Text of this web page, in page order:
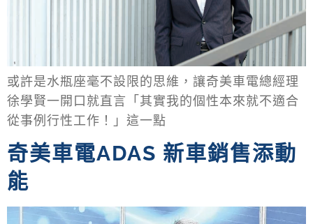
或許是水瓶座毫不設限的思維，讓奇美車電總經理
徐學賢一開口就直言「其實我的個性本來就不適合
從事例行性工作！」這一點
奇美車電ADAS 新車銷售添動
能